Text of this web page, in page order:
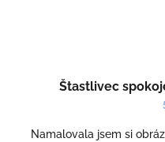
Štastlivec
Namalovala jsem si